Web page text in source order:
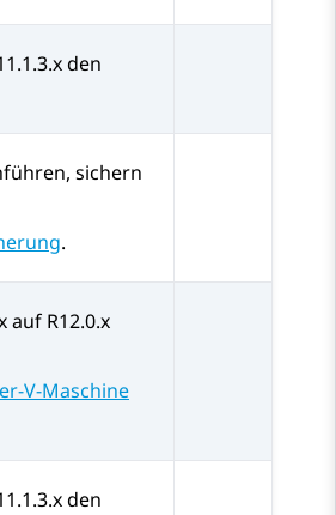
den
sichern
.
auf R12.0.x
V-Maschine
den